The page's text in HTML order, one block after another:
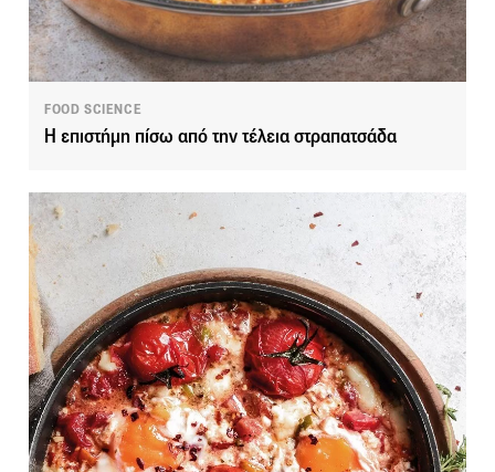
FOOD SCIENCE
Η επιστήμη πίσω από την τέλεια στραπατσάδα